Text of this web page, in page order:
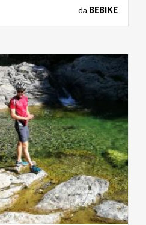
da BEBIKE